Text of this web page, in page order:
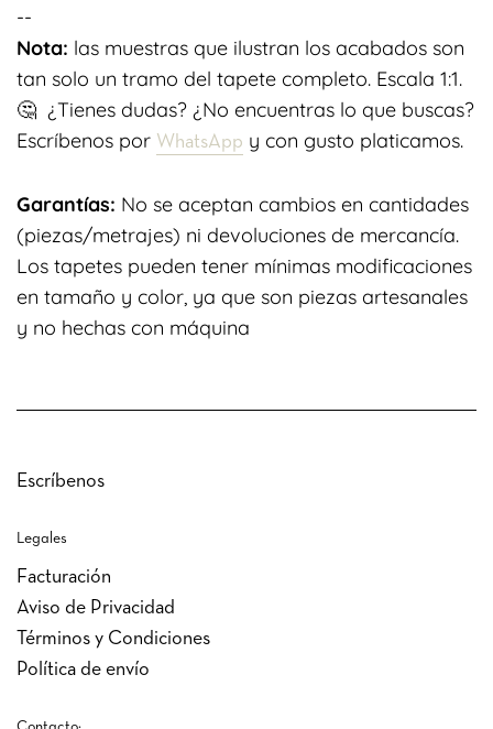
--
Nota: las muestras que ilustran los acabados son
tan solo un tramo del tapete completo. Escala 1:1.
🤔 ¿Tienes dudas? ¿No encuentras lo que buscas?
Escríbenos por WhatsApp y con gusto platicamos.
Garantías: No se aceptan cambios en cantidades
(piezas/metrajes) ni devoluciones de mercancía.
Los tapetes pueden tener mínimas modificaciones
en tamaño y color, ya que son piezas artesanales
y no hechas con máquina
Escríbenos
Legales
Facturación
Aviso de Privacidad
Términos y Condiciones
Política de envío